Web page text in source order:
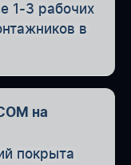
1-3 рабочих
в
на
покрыта